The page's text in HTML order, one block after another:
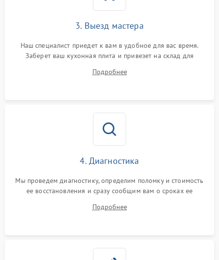
3. Выезд мастера
Наш специалист приедет к вам в удобное для вас время.
Заберет ваш кухонная плита и привезет на склад для
Подробнее
4. Диагностика
Мы проведем диагностику, определим поломку и стоимость
ее восстановления и сразу сообщим вам о сроках ее
Подробнее